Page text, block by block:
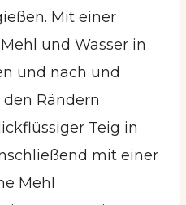
Mit einer
und Wasser in
und nach und
Rändern
Teig in
mit einer
Mehl